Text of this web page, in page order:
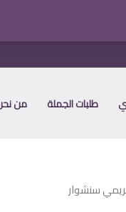
طلبات الجملة من
سنشوار